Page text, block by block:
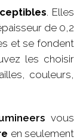
. Elles
de 0,2
et se fondent
les choisir
couleurs,
vous
en seulement